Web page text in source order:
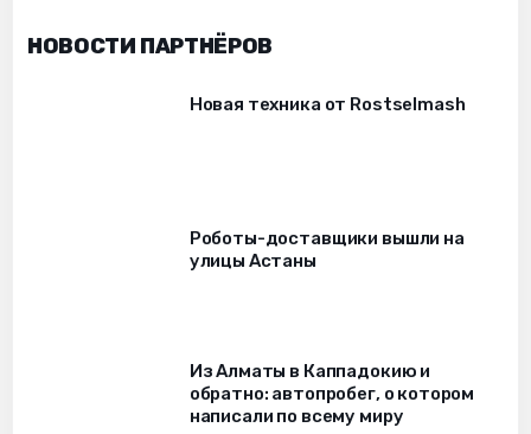
НОВОСТИ ПАРТНЁРОВ
Новая техника от Rostselmash
Роботы-доставщики вышли на
улицы Астаны
Из Алматы в Каппадокию и
обратно: автопробег, о котором
написали по всему миру